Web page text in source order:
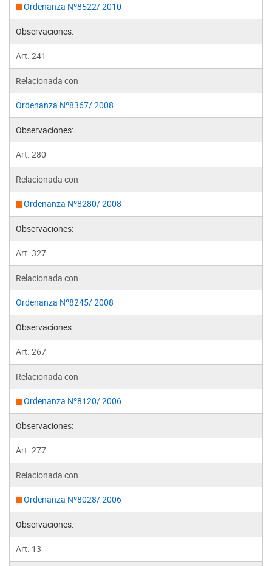
Ordenanza Nº8522/ 2010
Observaciones:
Art. 241
Relacionada con
Ordenanza Nº8367/ 2008
Observaciones:
Art. 280
Relacionada con
Ordenanza Nº8280/ 2008
Observaciones:
Art. 327
Relacionada con
Ordenanza Nº8245/ 2008
Observaciones:
Art. 267
Relacionada con
Ordenanza Nº8120/ 2006
Observaciones:
Art. 277
Relacionada con
Ordenanza Nº8028/ 2006
Observaciones:
Art. 13